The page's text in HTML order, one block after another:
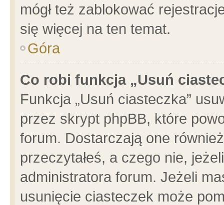
mógł też zablokować
się więcej na ten temat.
Góra
Co robi funkcja „Usuń
Funkcja „Usuń ciasteczka”
przez skrypt phpBB, które
forum. Dostarczają one
przeczytałeś, a czego nie,
administratora forum. Jeżeli
usunięcie ciasteczek może